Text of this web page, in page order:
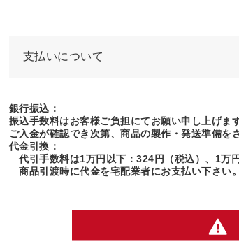
支払いについて
銀行振込：
振込手数料はお客様ご負担にてお願い申し上げます
ご入金が確認でき次第、商品の製作・発送準備を
代金引換：
代引手数料は1万円以下：324円（税込）、1万
商品引渡時に代金を宅配業者にお支払い下さい。